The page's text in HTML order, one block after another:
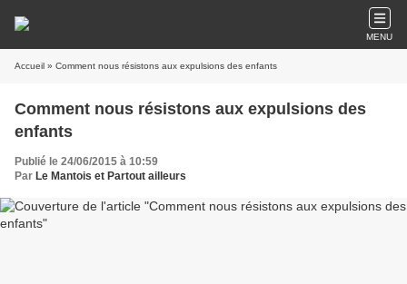
MENU
Accueil » Comment nous résistons aux expulsions des enfants
Comment nous résistons aux expulsions des
enfants
Publié le 24/06/2015 à 10:59
Par Le Mantois et Partout ailleurs